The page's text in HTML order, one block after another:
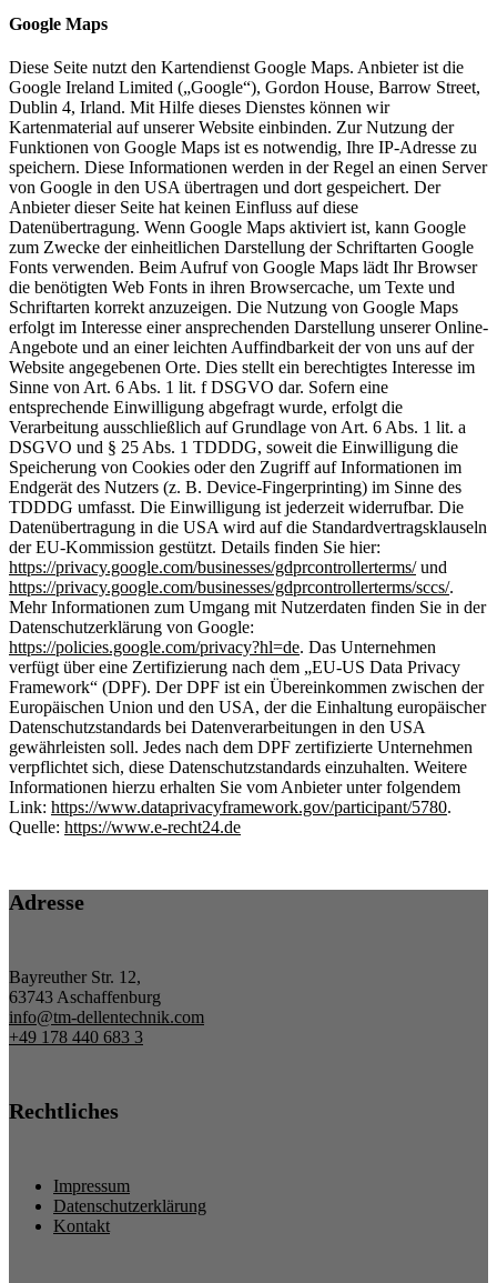
Google Maps
Diese Seite nutzt den Kartendienst Google Maps. Anbieter ist die
Google Ireland Limited („Google“), Gordon House, Barrow Street,
Dublin 4, Irland. Mit Hilfe dieses Dienstes können wir
Kartenmaterial auf unserer Website einbinden. Zur Nutzung der
Funktionen von Google Maps ist es notwendig, Ihre IP-Adresse zu
speichern. Diese Informationen werden in der Regel an einen Server
von Google in den USA übertragen und dort gespeichert. Der
Anbieter dieser Seite hat keinen Einfluss auf diese
Datenübertragung. Wenn Google Maps aktiviert ist, kann Google
zum Zwecke der einheitlichen Darstellung der Schriftarten Google
Fonts verwenden. Beim Aufruf von Google Maps lädt Ihr Browser
die benötigten Web Fonts in ihren Browsercache, um Texte und
Schriftarten korrekt anzuzeigen. Die Nutzung von Google Maps
erfolgt im Interesse einer ansprechenden Darstellung unserer Online-
Angebote und an einer leichten Auffindbarkeit der von uns auf der
Website angegebenen Orte. Dies stellt ein berechtigtes Interesse im
Sinne von Art. 6 Abs. 1 lit. f DSGVO dar. Sofern eine
entsprechende Einwilligung abgefragt wurde, erfolgt die
Verarbeitung ausschließlich auf Grundlage von Art. 6 Abs. 1 lit. a
DSGVO und § 25 Abs. 1 TDDDG, soweit die Einwilligung die
Speicherung von Cookies oder den Zugriff auf Informationen im
Endgerät des Nutzers (z. B. Device-Fingerprinting) im Sinne des
TDDDG umfasst. Die Einwilligung ist jederzeit widerrufbar. Die
Datenübertragung in die USA wird auf die Standardvertragsklauseln
der EU-Kommission gestützt. Details finden Sie hier:
https://privacy.google.com/businesses/gdprcontrollerterms/und
https://privacy.google.com/businesses/gdprcontrollerterms/sccs/.
Mehr Informationen zum Umgang mit Nutzerdaten finden Sie in der
Datenschutzerklärung von Google:
https://policies.google.com/privacy?hl=de. Das Unternehmen
verfügt über eine Zertifizierung nach dem „EU-US Data Privacy
Framework“ (DPF). Der DPF ist ein Übereinkommen zwischen der
Europäischen Union und den USA, der die Einhaltung europäischer
Datenschutzstandards bei Datenverarbeitungen in den USA
gewährleisten soll. Jedes nach dem DPF zertifizierte Unternehmen
verpflichtet sich, diese Datenschutzstandards einzuhalten. Weitere
Informationen hierzu erhalten Sie vom Anbieter unter folgendem
Link: https://www.dataprivacyframework.gov/participant/5780.
Quelle: https://www.e-recht24.de
Adresse
Bayreuther Str. 12,
63743 Aschaffenburg
info@tm-dellentechnik.com
+49 178 440 683 3
Rechtliches
Impressum
Datenschutzerklärung
Kontakt